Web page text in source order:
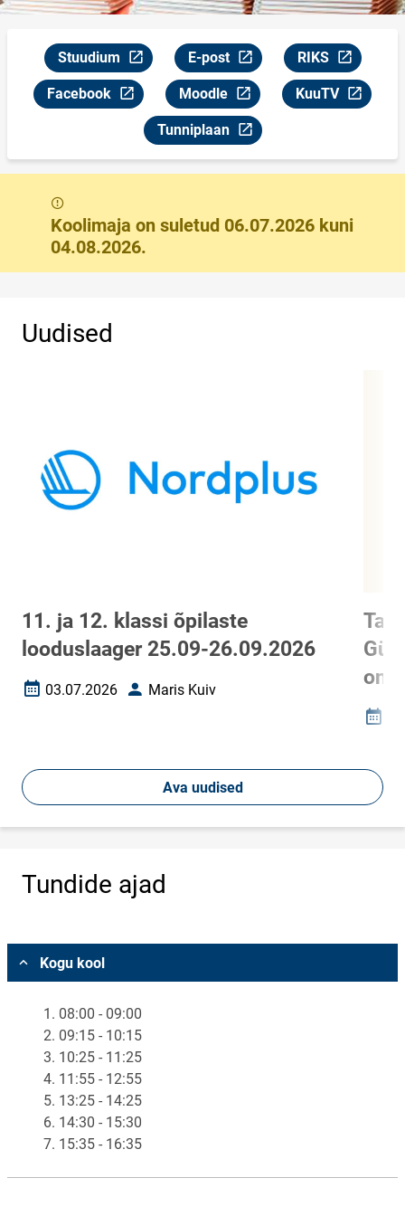
Stuudium
Link avaneb uuel leheküljel
E-post
Link avaneb uuel leheküljel
RIKS
Link avaneb
Facebook
Link avaneb uuel leheküljel
Moodle
Link avaneb uuel leheküljel
KuuTV
Link avaneb
Tunniplaan
Link avaneb uuel leheküljel
Koolimaja on suletud 06.07.2026 kuni
04.08.2026.
Uudised
11. ja 12. klassi õpilaste
looduslaager 25.09-26.09.2026
Loomise kuupäev
03.07.2026 AutorMaris Kuiv
on
Ava uudised
Tundide ajad
Kogu kool
1. 08:00 - 09:00
2. 09:15 - 10:15
3. 10:25 - 11:25
4. 11:55 - 12:55
5. 13:25 - 14:25
6. 14:30 - 15:30
7. 15:35 - 16:35